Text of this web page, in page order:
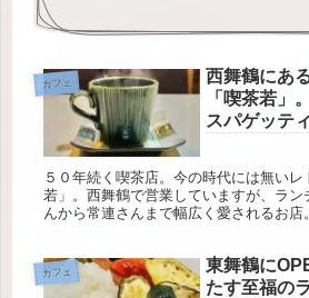
カフェ
西舞鶴にあ
「喫茶若」
スパゲッテ
５０年続く喫茶店。今の時代には無い
若」。西舞鶴で営業していますが、ラン
んから常連さんまで幅広く愛されるお店
カフェ
東舞鶴に
たす至福の